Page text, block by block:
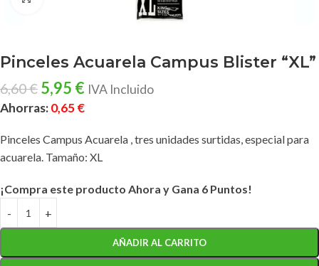
Pinceles Acuarela Campus Blister “XL”
6,60€ 5,95 € IVA Incluido
Ahorras:0,65€
Pinceles Campus Acuarela , tres unidades surtidas, especial para
acuarela. Tamaño: XL
¡Compra este producto Ahora y Gana 6 Puntos!
AÑADIR AL CARRITO